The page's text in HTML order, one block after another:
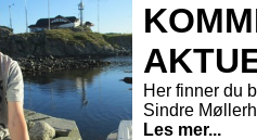
Her finner du
Sindre
Les mer...